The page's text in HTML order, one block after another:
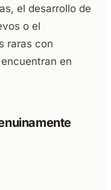
el desarrollo de
o el
raras con
en